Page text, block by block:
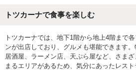
トツカーナで食事を楽しむ
トツカーナでは、地下1階から地上4階まで
ンが出店しており、グルメも堪能できます
居酒屋、ラーメン店、天ぷら屋など、さま
まるエリアがあるため、気分にあったレス